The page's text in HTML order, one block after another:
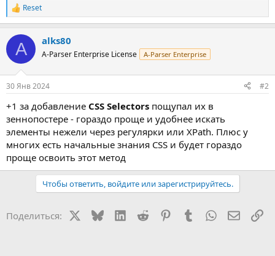
Р
е
к
и
Reset
A alks80
A-Parser Enterprise License A-Parser Enterprise
30 Янв 2024 #2
+1 за добавление CSS Selectors пощупал их в
зеннопостере - гораздо проще и удобнее искать
элементы нежели через регулярки или XPath. Плюс у
многих есть начальные знания CSS и будет гораздо
проще освоить этот метод
Чтобы ответить, войдите или зарегистрируйтесь.
Поделиться: BlueskyLinkedIn
Reddit PinterestTumblr WhatsApp